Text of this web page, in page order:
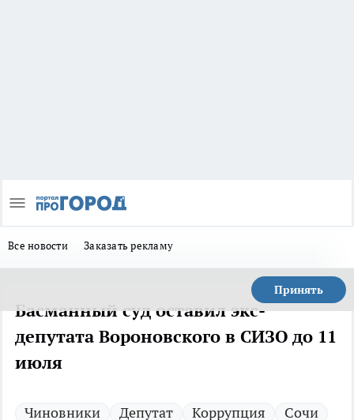
Все новости Заказать рекламу
Принять
Басманный суд оставил экс-
депутата Вороновского в СИЗО до 11
июля
Чиновники Депутат Коррупция
Сочи